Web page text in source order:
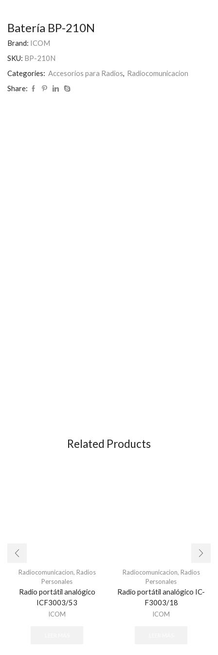
Batería BP-210N
Brand: ICOM
SKU: BP-210N
Categories: Accesorios para Radios, Radiocomunicacion
Share:
Related Products
Radiocomunicacion, Radios
Personales
Radio portátil analógico
ICF3003/53
ICOM
Radiocomunicacion, Radios
Personales
Radio portátil analógico IC-
F3003/18
ICOM